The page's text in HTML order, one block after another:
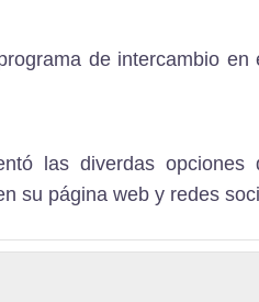
de intercambio
las diverdas
su página web y redes